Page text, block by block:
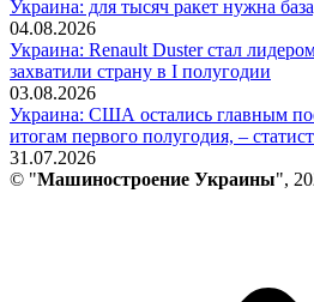
Украина: для тысяч ракет нужна
04.08.2026
Украина: Renault Duster стал
захватили страну в I полугодии
03.08.2026
Украина: США остались главным
итогам первого полугодия, –
31.07.2026
© "Машиностроение Украины",